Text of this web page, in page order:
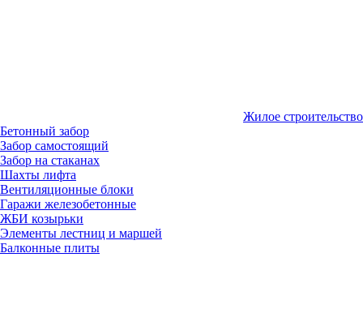
Жилое строительство
Бетонный забор
Забор самостоящий
Забор на стаканах
Шахты лифта
Вентиляционные блоки
Гаражи железобетонные
ЖБИ козырьки
Элементы лестниц и маршей
Балконные плиты